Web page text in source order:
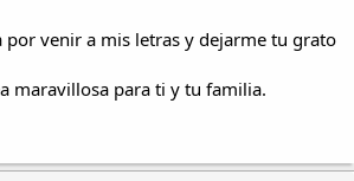
por venir a mis letras y dejarme tu grato
maravillosa para ti y tu familia.